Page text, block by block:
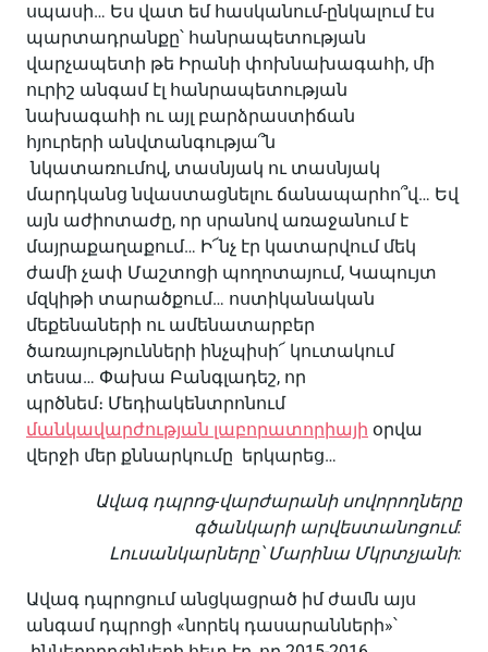
սպասի… Ես վատ եմ հասկանում-ընկալում էս
պարտադրանքը՝ հանրապետության
վարչապետի թե Իրանի փոխնախագահի, մի
ուրիշ անգամ էլ հանրապետության
նախագահի ու այլ բարձրաստիճան
հյուրերի անվտանգությա՞ն
նկատառումով, տասնյակ ու տասնյակ
մարդկանց նվաստացնելու ճանապարհո՞վ… Եվ
այն աժիոտաժը, որ սրանով առաջանում է
մայրաքաղաքում… Ի՜նչ էր կատարվում մեկ
ժամի չափ Մաշտոցի պողոտայում, Կապույտ
մզկիթի տարածքում… ոստիկանական
մեքենաների ու ամենատարբեր
ծառայությունների ինչպիսի՜ կուտակում
տեսա… Փախա Բանգլադեշ, որ
պրծնեմ։ Մեդիակենտրոնում
մանկավարժության լաբորատորիայի օրվա
վերջի մեր քննարկումը երկարեց…
Ավագ դպրոց-վարժարանի սովորողները
գծանկարի արվեստանոցում:
Լուսանկարները՝ Մարինա Մկրտչյանի:
Ավագ դպրոցում անցկացրած իմ ժամն այս
անգամ դպրոցի «նորեկ դասարանների»՝